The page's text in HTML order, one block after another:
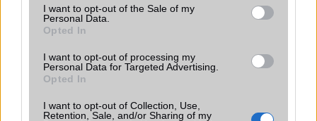
consent section.
I want to opt-out of the Sale of my
Personal Data.
Opted In
I want to opt-out of processing my
Personal Data for Targeted Advertising.
Opted In
I want to opt-out of Collection, Use,
Retention, Sale, and/or Sharing of my
SNS integráció alap szolgáltatás
T9 szótár
alkalmazás
alkalmazás független
Office alkalmazások alap szolgáltatás alap szolgáltatás